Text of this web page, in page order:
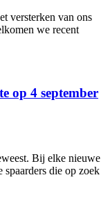
versterken van ons
we recent
op 4 september
Bij elke nieuwe
die op zoek